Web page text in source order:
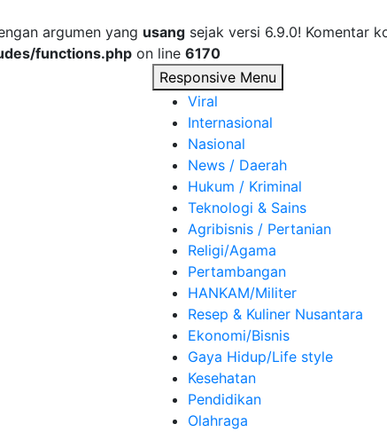
argumen yang usang sejak versi 6.9.0! Komentar
functions.php on line 6170
Responsive Menu
Viral
Internasional
Nasional
News / Daerah
Hukum / Kriminal
Teknologi & Sains
Agribisnis / Pertanian
Religi/Agama
Pertambangan
HANKAM/Militer
Resep & Kuliner Nusantara
Ekonomi/Bisnis
Gaya Hidup/Life style
Kesehatan
Pendidikan
Olahraga